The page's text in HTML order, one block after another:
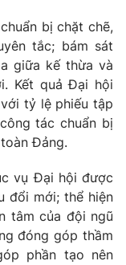
bị chặt chẽ,
tắc; bám sát
giữa kế thừa và
Kết quả Đại hội
tỷ lệ phiếu tập
tác chuẩn bị
Đảng.
vụ Đại hội được
đổi mới; thể hiện
tâm của đội ngũ
đóng góp thầm
phần tạo nên